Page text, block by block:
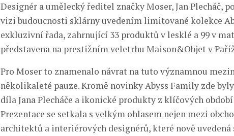
Designér a umělecký ředitel značky Moser, Jan Plecháč,
vizi budoucnosti sklárny uvedením limitované kolekce
exkluzivní řada, zahrnující 33 produktů v lesklé a 99 v
představena na prestižním veletrhu Maison&Objet v Paříži
Pro Moser to znamenalo návrat na tuto významnou
několikaleté pauze. Kromě novinky Abyss Family zde
díla Jana Plecháče a ikonické produkty z klíčových
Prezentace se setkala s velkým ohlasem nejen mezi
architektů a interiérových designérů, které nově uvedená